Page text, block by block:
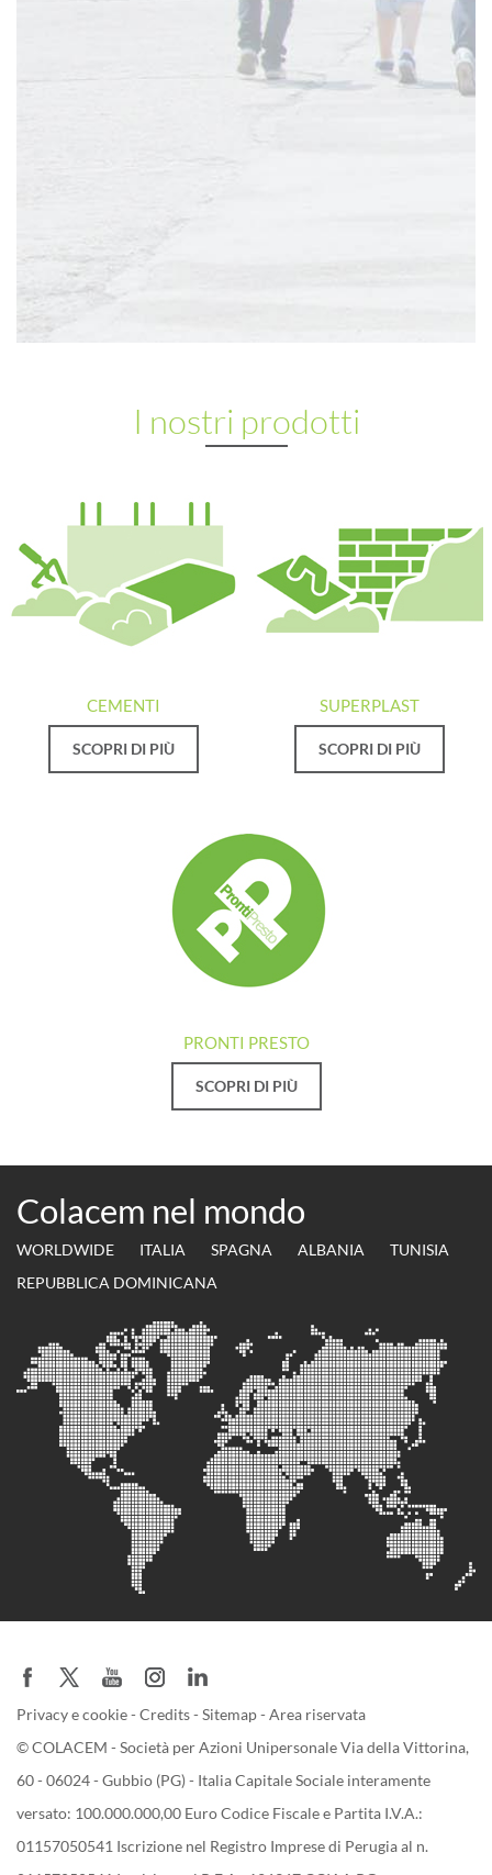
I nostri prodotti
CEMENTI
SCOPRI DI PIÙ
SUPERPLAST
SCOPRI DI PIÙ
PRONTI PRESTO
SCOPRI DI PIÙ
Colacem nel mondo
WORLDWIDE ITALIA SPAGNA ALBANIA
TUNISIA
REPUBBLICA DOMINICANA
Privacy e cookie-Credits-Sitemap-Area riservata
© COLACEM - Società per Azioni Unipersonale Via della Vittorina,
60 - 06024 - Gubbio (PG) - Italia Capitale Sociale interamente
versato: 100.000.000,00 Euro Codice Fiscale e Partita I.V.A.:
01157050541 Iscrizione nel Registro Imprese di Perugia al n.